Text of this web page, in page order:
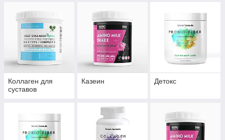
Коллаген для
суставов
Казеин Детокс